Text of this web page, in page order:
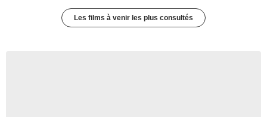
Les films à venir les plus consultés